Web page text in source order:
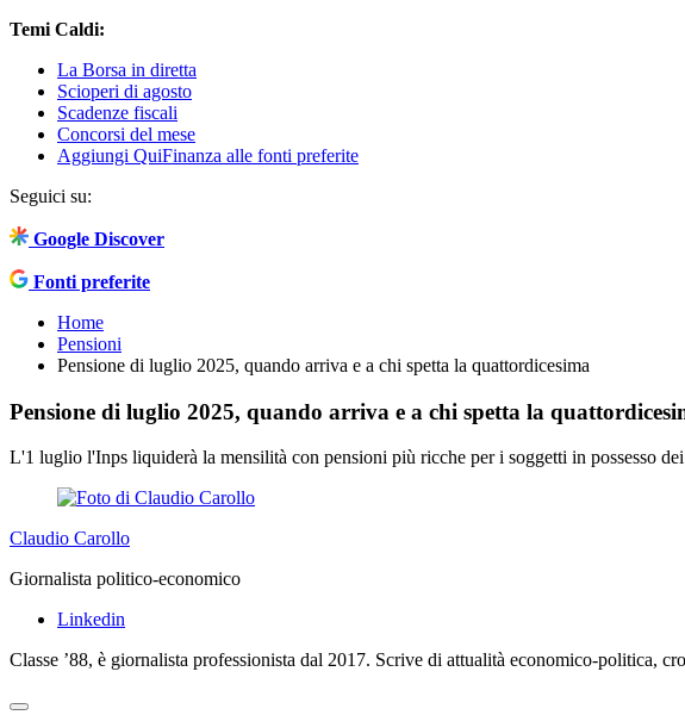
Temi Caldi:
La Borsa in diretta
Scioperi di agosto
Scadenze fiscali
Concorsi del mese
Aggiungi QuiFinanza alle fonti preferite
Seguici su:
Google Discover
Fonti preferite
Home
Pensioni
Pensione di luglio 2025, quando arriva e a chi spetta la quattordicesima
Pensione di luglio 2025, quando arriva e a chi spetta la
L'1 luglio l'Inps liquiderà la mensilità con pensioni più ricche per i soggetti in possesso
Claudio Carollo
Giornalista politico-economico
Linkedin
Classe ’88, è giornalista professionista dal 2017. Scrive di attualità economico-politica,